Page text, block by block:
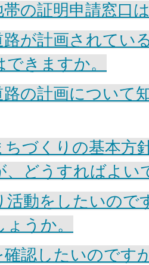
帯の証明申請窓口
路が計画されてい
きますか。
路の計画について
ちづくりの基本方
、どうすればよい
活動をしたいので
うか。
確認したいのです